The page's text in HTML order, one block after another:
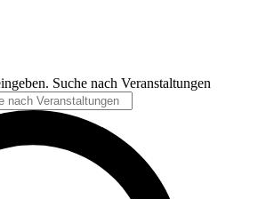
Suche nach Veranstaltungen